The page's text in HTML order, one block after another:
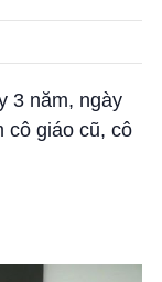
3 năm, ngày
cô giáo cũ, cô